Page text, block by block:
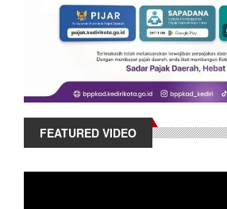
FEATURED VIDEO